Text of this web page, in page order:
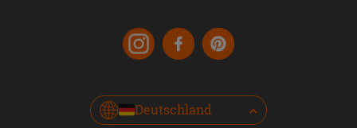
Deutschland